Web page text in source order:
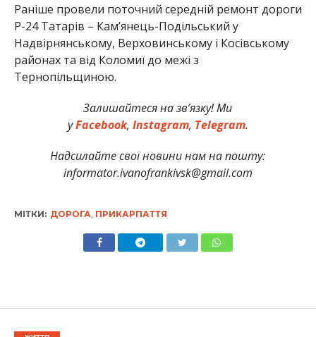
Раніше провели поточний середній ремонт дороги
Р-24 Татарів – Кам’янець-Подільський у
Надвірнянському, Верховинському і Косівському
районах та від Коломиї до межі з
Тернопільщиною.
Залишайтеся на зв’язку! Ми
уFacebook, Instagram, Telegram.
Надсилайте свої новини нам на пошту:
informator.ivanofrankivsk@gmail.com
МІТКИ: ДОРОГА ПРИКАРПАТТЯ